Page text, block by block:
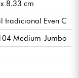
8.33 cm
tradicional Even C
Medium-Jumbo